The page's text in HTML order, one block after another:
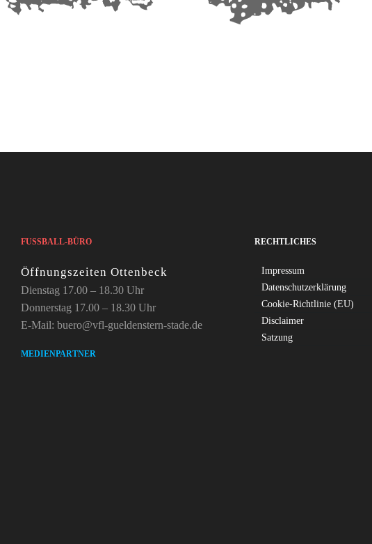
FUSSBALL-BÜRO
Öffnungszeiten Ottenbeck
Dienstag 17.00 – 18.30 Uhr
Donnerstag 17.00 – 18.30 Uhr
E-Mail: buero@vfl-gueldenstern-stade.de
MEDIENPARTNER
RECHTLICHES
Impressum
Datenschutzerklärung
Cookie-Richtlinie (EU)
Disclaimer
Satzung